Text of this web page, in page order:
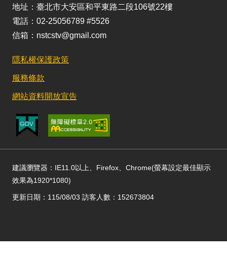
地址：臺北市大安區和平東路二段106號22樓
電話：02-25056789 #5526
信箱：nstcstv@gmail.com
隱私權保護政策
服務條款
網站資料開放宣告
建議瀏覽器：IE11.0以上、Firefox、Chrome(螢幕設定最佳顯示
效果為1920*1080)
更新日期：115/08/03 訪客人數：152673804